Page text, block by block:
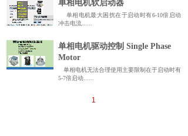
单相电机软启动器
单相电机最大困扰在于启动时有6-10倍启动
冲击电流......
单相电机驱动控制 Single Phase
Motor
单相电机无法合理使用主要限制在于启动时有
5-7倍启动......
1